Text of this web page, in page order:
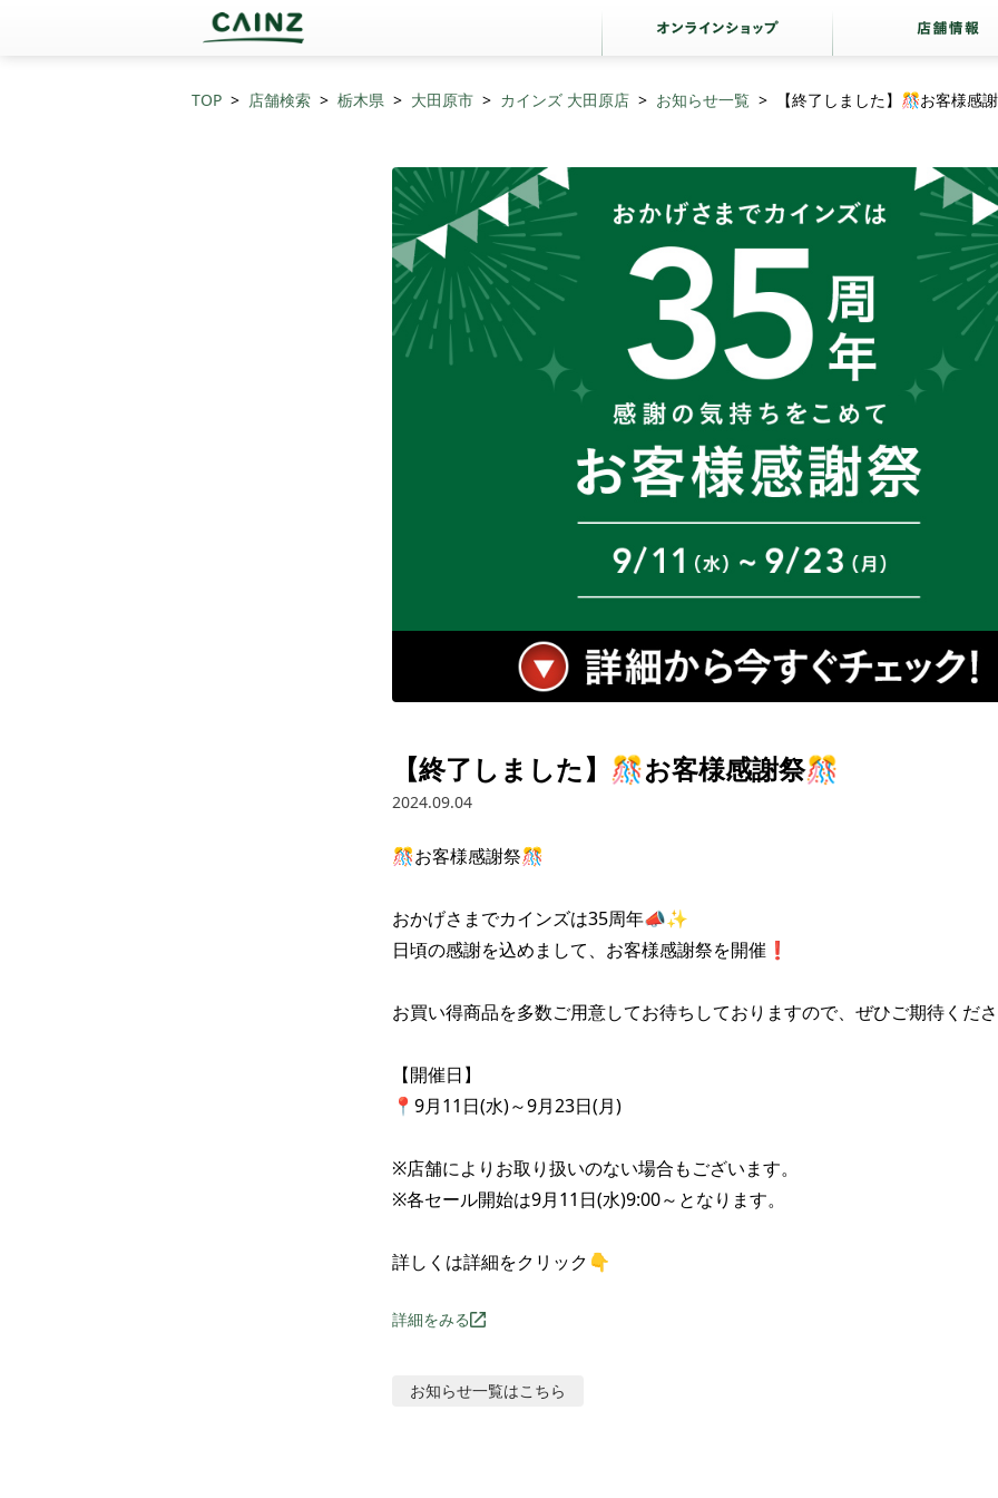
TOP 店舗検索 栃木県 大田原市 カインズ 大田原店 お知らせ一覧 【終了しました】🎊お客様感
【終了しました】🎊お客様感謝祭🎊
2024.09.04
🎊お客様感謝祭🎊
おかげさまでカインズは35周年📣✨
日頃の感謝を込めまして、お客様感謝祭を開催❗
お買い得商品を多数ご用意してお待ちしておりますので、ぜひご期待くだ
【開催日】
📍9月11日(水)～9月23日(月)
※店舗によりお取り扱いのない場合もございます。
※各セール開始は9月11日(水)9:00～となります。
詳しくは詳細をクリック👇
詳細をみる
お知らせ一覧はこちら